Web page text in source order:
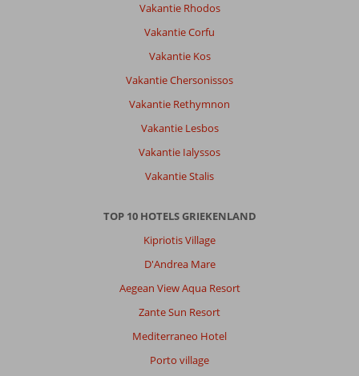
Vakantie Rhodos
Vakantie Corfu
Vakantie Kos
Vakantie Chersonissos
Vakantie Rethymnon
Vakantie Lesbos
Vakantie Ialyssos
Vakantie Stalis
TOP 10 HOTELS GRIEKENLAND
Kipriotis Village
D'Andrea Mare
Aegean View Aqua Resort
Zante Sun Resort
Mediterraneo Hotel
Porto village